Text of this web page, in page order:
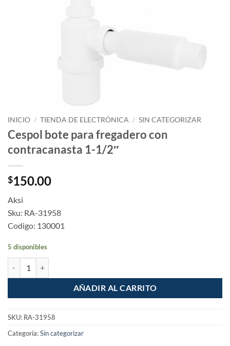
INICIO / TIENDA DE ELECTRÓNICA / SIN CATEGORIZAR
Cespol bote para fregadero con
contracanasta 1-1/2″
$150.00
Aksi
Sku: RA-31958
Codigo: 130001
5 disponibles
AÑADIR AL CARRITO
SKU: RA-31958
Categoría:Sin categorizar